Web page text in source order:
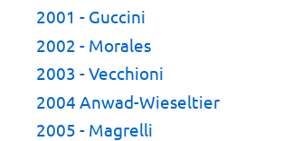
2001 - Guccini
2002 - Morales
2003 - Vecchioni
2004 Anwad-Wieseltier
2005 - Magrelli